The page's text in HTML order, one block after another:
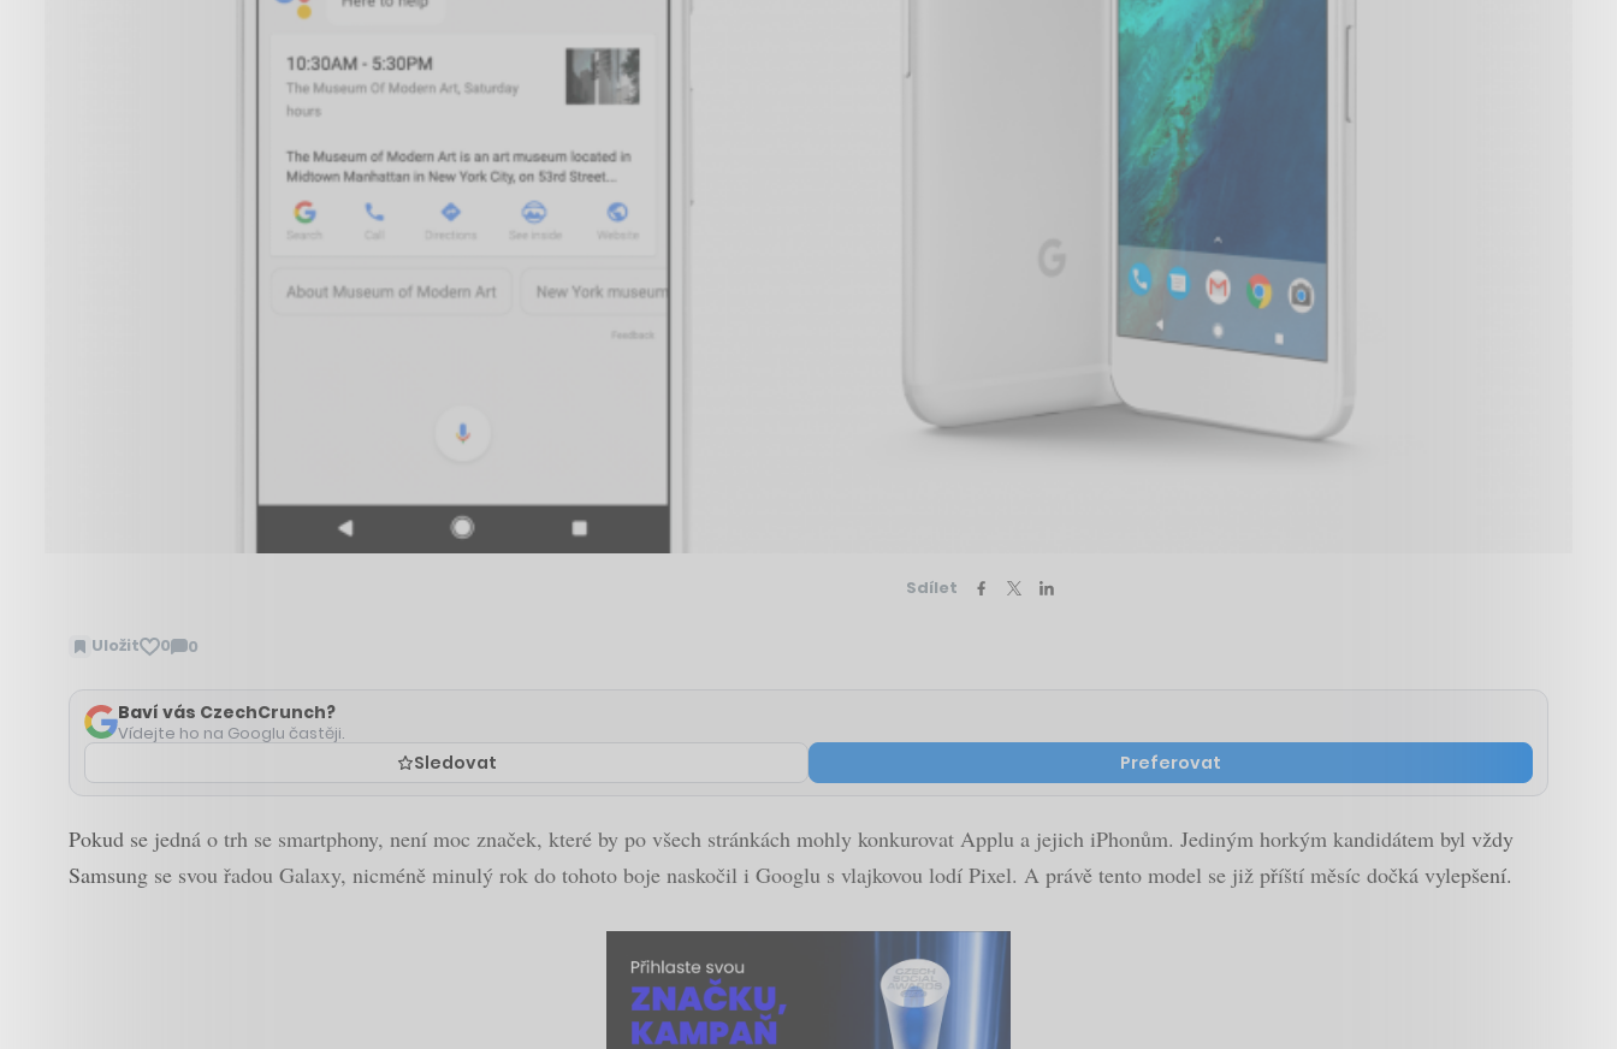
Sdílet
Uložit 0 0
Zobrazit
Baví vás CzechCrunch?
Vídejte ho na Googlu častěji.
Sledovat Preferovat
Pokud se jedná o trh se smartphony, není moc značek, které by po všech stránkách mohly konkurovat Applu a jejich iPhonům. Jediným horkým kandidátem byl vždy
Samsung se svou řadou Galaxy, nicméně minulý rok do tohoto boje naskočil i Googlu s vlajkovou lodí Pixel. A právě tento model se již příští měsíc dočká vylepšení.